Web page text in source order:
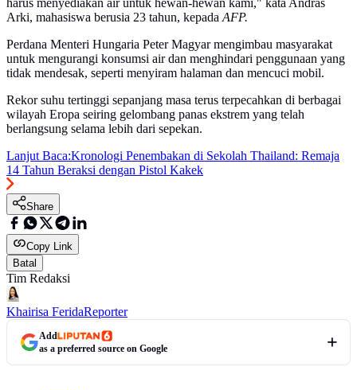
harus menyediakan air untuk hewan-hewan kami," kata Andras
Arki, mahasiswa berusia 23 tahun, kepadaAFP.
Perdana Menteri Hungaria Peter Magyar mengimbau masyarakat
untuk mengurangi konsumsi air dan menghindari penggunaan yang
tidak mendesak, seperti menyiram halaman dan mencuci mobil.
Rekor suhu tertinggi sepanjang masa terus terpecahkan di berbagai
wilayah Eropa seiring gelombang panas ekstrem yang telah
berlangsung selama lebih dari sepekan.
Lanjut Baca:Kronologi Penembakan di Sekolah Thailand: Remaja
14 Tahun Beraksi dengan Pistol Kakek
Share
Copy Link
Batal
Tim Redaksi
Khairisa FeridaReporter
Add
as a preferred source on Google